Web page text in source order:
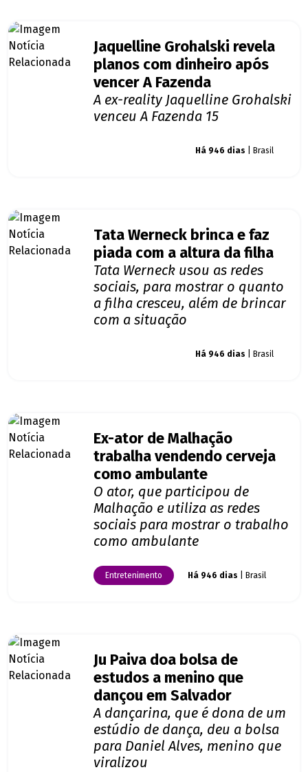
Jaquelline Grohalski revela
planos com dinheiro após
vencer A Fazenda
A ex-reality Jaquelline Grohalski
venceu A Fazenda 15
Há 946 dias | Brasil
Tata Werneck brinca e faz
piada com a altura da filha
Tata Werneck usou as redes
sociais, para mostrar o quanto
a filha cresceu, além de brincar
com a situação
Há 946 dias | Brasil
Ex-ator de Malhação
trabalha vendendo cerveja
como ambulante
O ator, que participou de
Malhação e utiliza as redes
sociais para mostrar o trabalho
como ambulante
Entretenimento Há 946 dias | Brasil
Ju Paiva doa bolsa de
estudos a menino que
dançou em Salvador
A dançarina, que é dona de um
estúdio de dança, deu a bolsa
para Daniel Alves, menino que
viralizou